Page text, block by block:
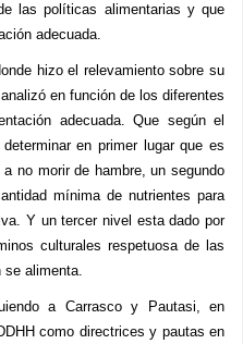
las políticas alimentarias y que
adecuada.
hizo el relevamiento sobre su
en función de los diferentes
adecuada. Que según el
en primer lugar que es
no morir de hambre, un segundo
mínima de nutrientes para
Y un tercer nivel esta dado por
culturales respetuosa de las
se alimenta.
a Carrasco y Pautasi, en
como directrices y pautas en